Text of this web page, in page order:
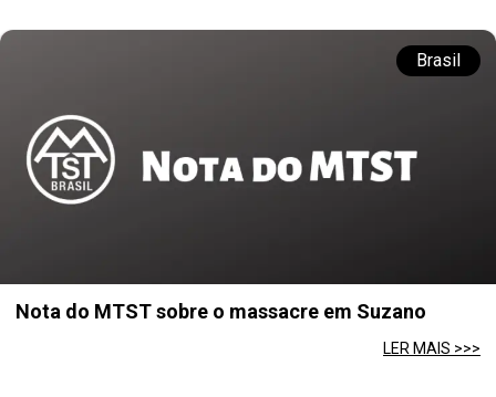
Brasil
Nota do MTST sobre o massacre em Suzano
LER MAIS >>>